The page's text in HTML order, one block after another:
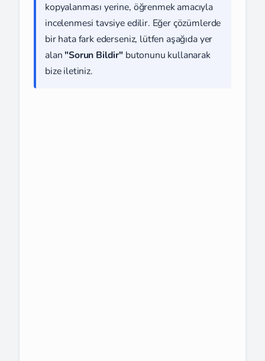
kopyalanması yerine, öğrenmek amacıyla
incelenmesi tavsiye edilir. Eğer çözümlerde
bir hata fark ederseniz, lütfen aşağıda yer
alan "Sorun Bildir" butonunu kullanarak
bize iletiniz.